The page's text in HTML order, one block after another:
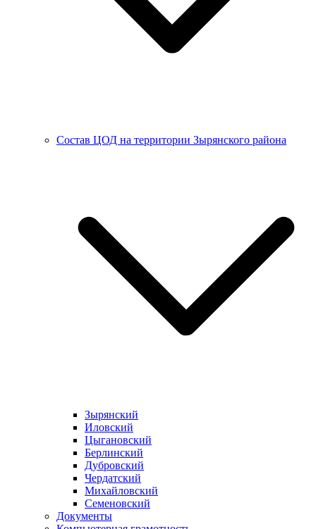
Состав ЦОД на территории Зырянского района
Зырянский
Иловский
Цыгановский
Берлинский
Дубровский
Чердатский
Михайловский
Семеновский
Документы